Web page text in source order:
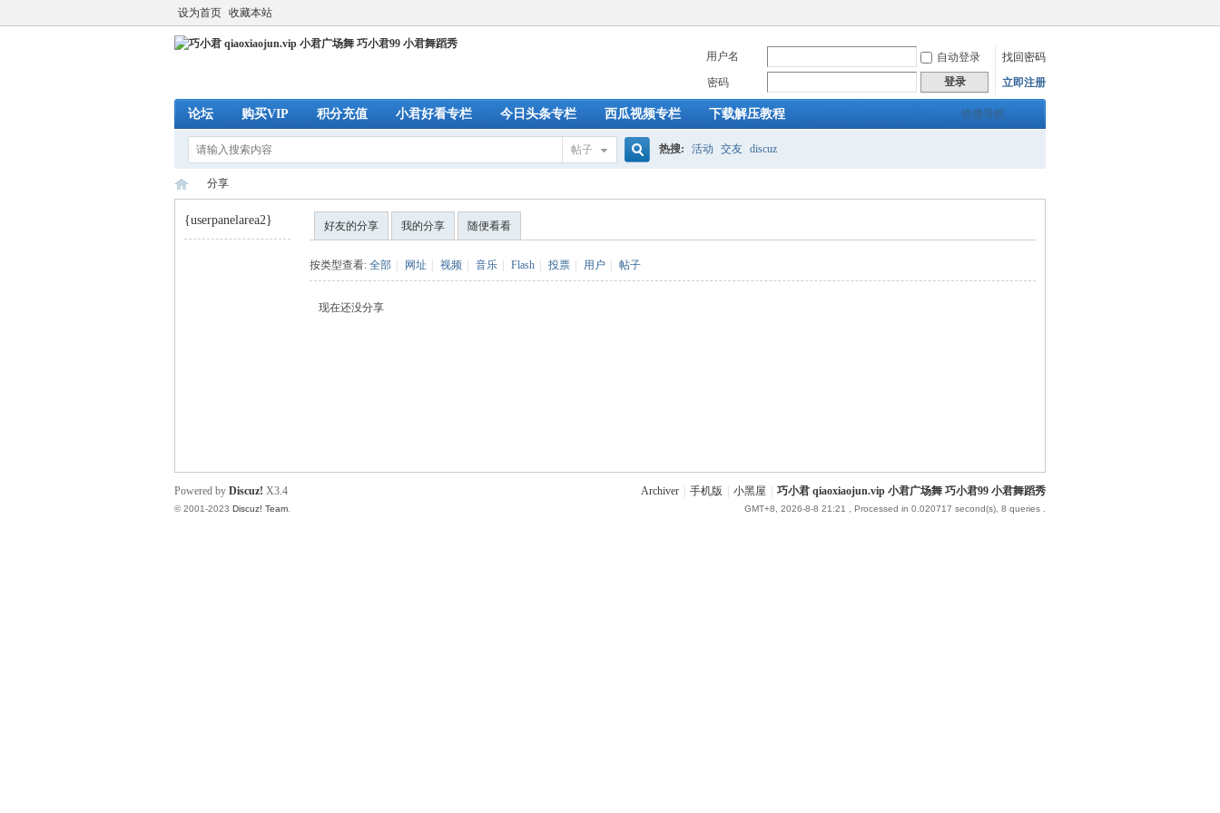
设为首页 收藏本站
用户名 自动登录
找回密码
密码
登录 立即注册
快捷导航
论坛 购买VIP 积分充值 小君好看专栏 今日头条专栏 西瓜视频专栏 下载解压教程
帖子 热搜: 活动 交友 discuz
分享
{userpanelarea2} 好友的分享 我的分享 随便看看
按类型查看: 全部 网址 视频 音乐 Flash 投票 用户 帖子
现在还没分享
Archiver 手机版 小黑屋 巧小君 qiaoxiaojun.vip 小君广场舞 巧小君99 小君舞蹈秀
GMT+8, 2026-8-8 21:21 , Processed in 0.020717 second(s), 8 queries .
Powered by Discuz! X3.4
© 2001-2023 Discuz! Team